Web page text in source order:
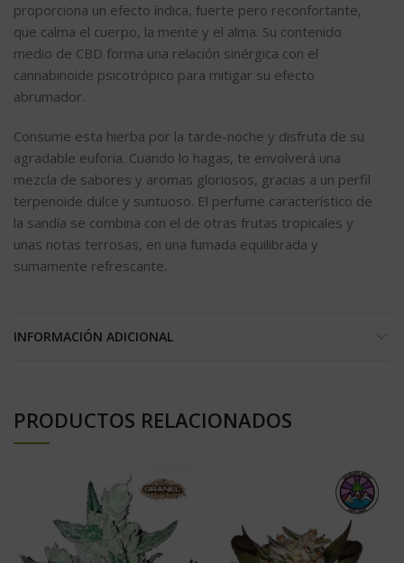
proporciona un efecto índica, fuerte pero reconfortante,
que calma el cuerpo, la mente y el alma. Su contenido
medio de CBD forma una relación sinérgica con el
cannabinoide psicotrópico para mitigar su efecto
abrumador.
Consume esta hierba por la tarde-noche y disfruta de su
agradable euforia. Cuando lo hagas, te envolverá una
mezcla de sabores y aromas gloriosos, gracias a un perfil
terpenoide dulce y suntuoso. El perfume característico de
la sandía se combina con el de otras frutas tropicales y
unas notas terrosas, en una fumada equilibrada y
sumamente refrescante.
INFORMACIÓN ADICIONAL
PRODUCTOS RELACIONADOS